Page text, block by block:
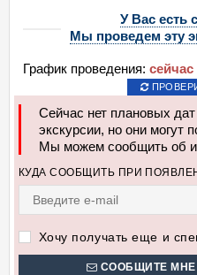
У Вас есть
Мы проведем эту
График проведения:
Сейчас нет плановых
экскурсии, но они могут
Мы можем сообщить об
КУДА СООБЩИТЬ ПРИ
Хочу получать еще и
СООБЩИТЕ МНЕ